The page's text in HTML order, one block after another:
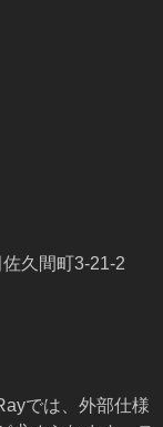
久間町3-21-2
では、外部仕様